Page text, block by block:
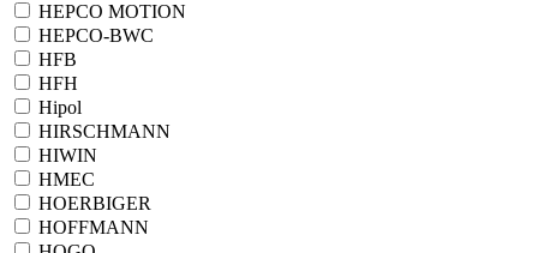
HEPCO MOTION
HEPCO-BWC
HFB
HFH
Hipol
HIRSCHMANN
HIWIN
HMEC
HOERBIGER
HOFFMANN